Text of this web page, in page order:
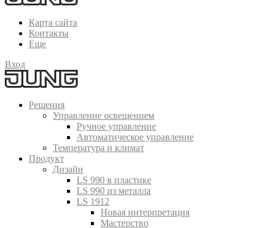
Карта сайта
Контакты
Еще
Вход
Решения
Управление освещением
Ручное управление
Автоматическое управление
Температура и климат
Продукт
Дизайн
LS 990 в пластике
LS 990 из металла
LS 1912
Новая интерпретация
Мастерство